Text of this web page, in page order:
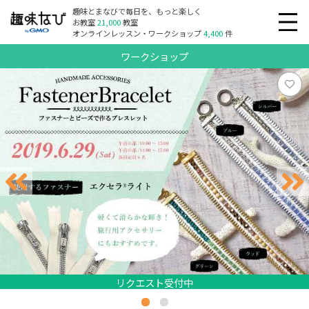
趣味とまなびで毎日を、もっと楽しく
お教室21,000教室
オンラインレッスン・ワークショップ4,400件
ワークショップ
リクエスト受付中
リクエスト受付中
リクエスト受付中